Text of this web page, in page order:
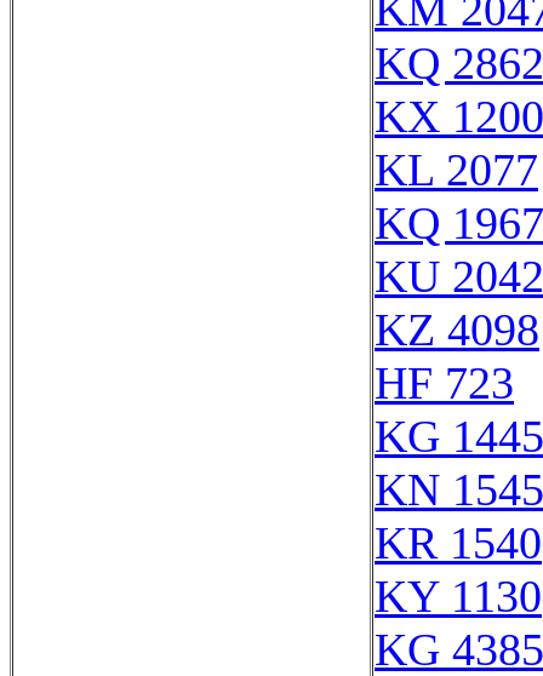
KQ 2862
KX 1200
KL 2077
KQ 1967
KU 2042
KZ 4098
HF 723
KG 1445
KN 1545
KR 1540
KY 1130
KG 4385